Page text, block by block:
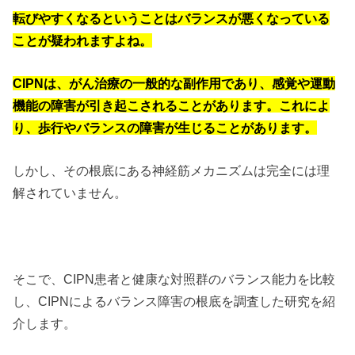
転びやすくなるということはバランスが悪くなっている
ことが疑われますよね。
CIPNは、がん治療の一般的な副作用であり、感覚や運動
機能の障害が引き起こされることがあります。これによ
り、歩行やバランスの障害が生じることがあります。
しかし、その根底にある神経筋メカニズムは完全には理
解されていません。
そこで、CIPN患者と健康な対照群のバランス能力を比較
し、CIPNによるバランス障害の根底を調査した研究を紹
介します。